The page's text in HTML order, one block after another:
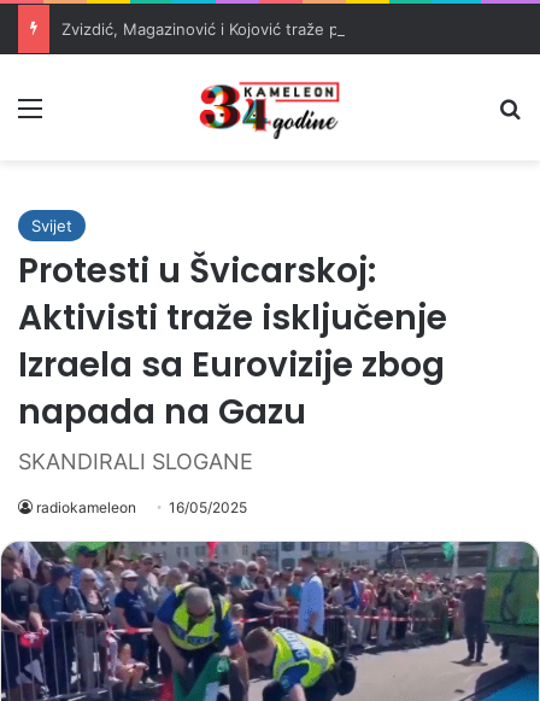
Svijet
Protesti u Švicarskoj:
Aktivisti traže isključenje
Izraela sa Eurovizije zbog
napada na Gazu
SKANDIRALI SLOGANE
radiokameleon 16/05/2025